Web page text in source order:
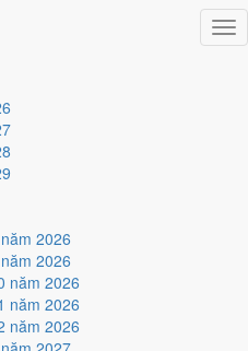
2026
2026
năm 2026
năm 2026
năm 2026
2021
24/11 âm
hay xấu?